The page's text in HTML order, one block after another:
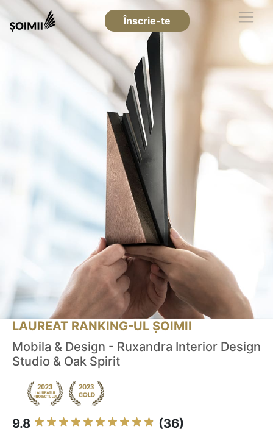
Înscrie-te
LAUREAT RANKING-UL ȘOIMII
Mobila & Design - Ruxandra Interior Design
Studio & Oak Spirit
9.8 (36)